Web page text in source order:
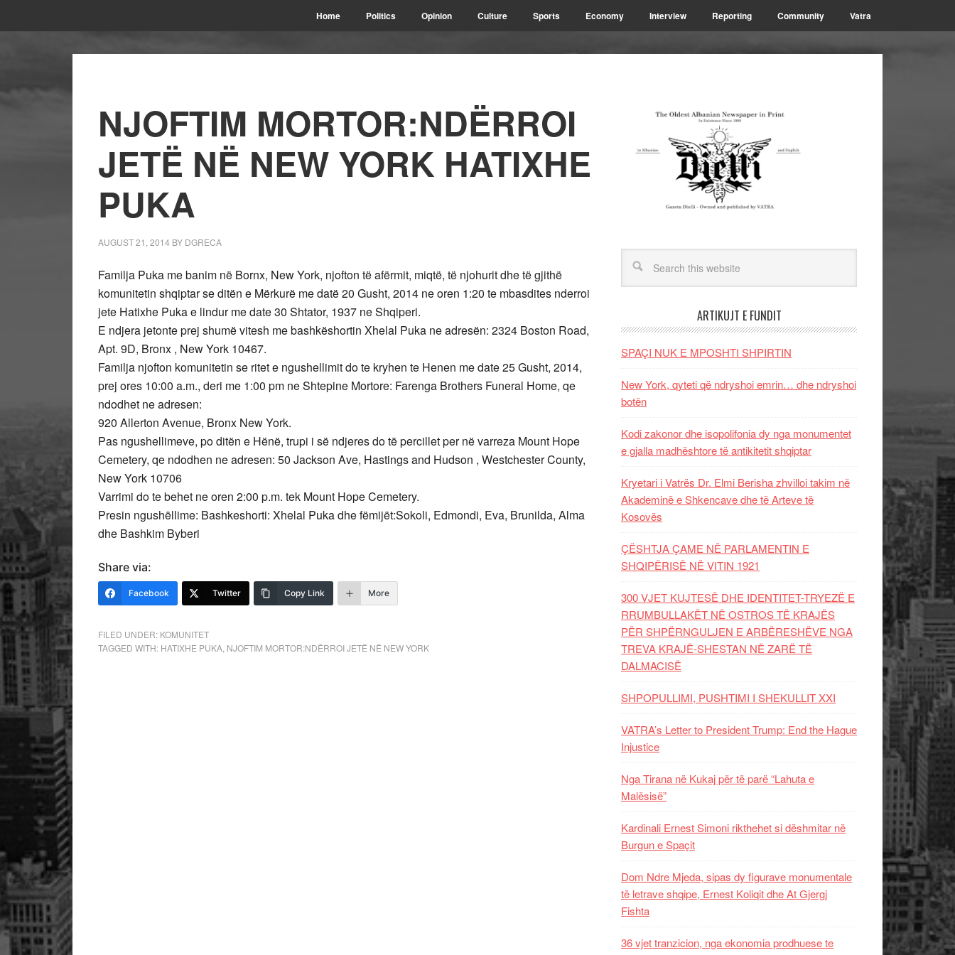
Home Politics Opinion Culture Sports Economy Interview Reporting Community Vatra
NJOFTIM MORTOR:NDËRROI
JETË NË NEW YORK HATIXHE
PUKA
AUGUST 21, 2014 BY DGRECA
Familja Puka me banim në Bornx, New York, njofton të afërmit, miqtë, të njohurit dhe të gjithë
komunitetin shqiptar se ditën e Mërkurë me datë 20 Gusht, 2014 ne oren 1:20 te mbasdites nderroi
jete Hatixhe Puka e lindur me date 30 Shtator, 1937 ne Shqiperi.
E ndjera jetonte prej shumë vitesh me bashkëshortin Xhelal Puka ne adresën: 2324 Boston Road,
Apt. 9D, Bronx , New York 10467.
Familja njofton komunitetin se ritet e ngushellimit do te kryhen te Henen me date 25 Gusht, 2014,
prej ores 10:00 a.m., deri me 1:00 pm ne Shtepine Mortore: Farenga Brothers Funeral Home, qe
ndodhet ne adresen:
920 Allerton Avenue, Bronx New York.
Pas ngushellimeve, po ditën e Hënë, trupi i së ndjeres do të percillet per në varreza Mount Hope
Cemetery, qe ndodhen ne adresen: 50 Jackson Ave, Hastings and Hudson , Westchester County,
New York 10706
Varrimi do te behet ne oren 2:00 p.m. tek Mount Hope Cemetery.
Presin ngushëllime: Bashkeshorti: Xhelal Puka dhe fëmijët:Sokoli, Edmondi, Eva, Brunilda, Alma
dhe Bashkim Byberi
Share via:
Facebook Twitter Copy Link More
FILED UNDER: KOMUNITET
TAGGED WITH: HATIXHE PUKA NJOFTIM MORTOR:NDËRROI JETË NË NEW YORK
ARTIKUJT E FUNDIT
SPAÇI NUK E MPOSHTI SHPIRTIN
New York, qyteti që ndryshoi emrin… dhe ndryshoi
botën
Kodi zakonor dhe isopolifonia dy nga monumentet
e gjalla madhështore të antikitetit shqiptar
Kryetari i Vatrës Dr. Elmi Berisha zhvilloi takim në
Akademinë e Shkencave dhe të Arteve të
Kosovës
ÇËSHTJA ÇAME NË PARLAMENTIN E
SHQIPËRISË NË VITIN 1921
300 VJET KUJTESË DHE IDENTITET-TRYEZË E
RRUMBULLAKËT NË OSTROS TË KRAJËS
PËR SHPËRNGULJEN E ARBËRESHËVE NGA
TREVA KRAJË-SHESTAN NË ZARË TË
DALMACISË
SHPOPULLIMI, PUSHTIMI I SHEKULLIT XXI
VATRA’s Letter to President Trump: End the Hague
Injustice
Nga Tirana në Kukaj për të parë “Lahuta e
Malësisë”
Kardinali Ernest Simoni rikthehet si dëshmitar në
Burgun e Spaçit
Dom Ndre Mjeda, sipas dy figurave monumentale
të letrave shqipe, Ernest Koliqit dhe At Gjergj
Fishta
36 vjet tranzicion, nga ekonomia prodhuese te